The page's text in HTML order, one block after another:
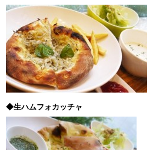
◆生ハムフォカッチャ